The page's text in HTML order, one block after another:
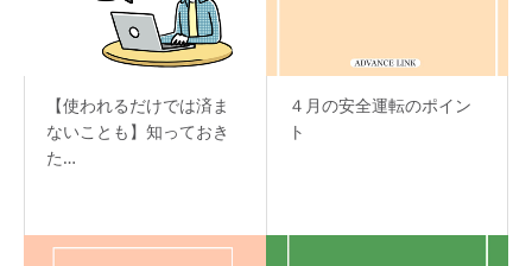
【使われるだけでは済ま
ないことも】知っておき
た…
４月の安全運転のポイン
ト